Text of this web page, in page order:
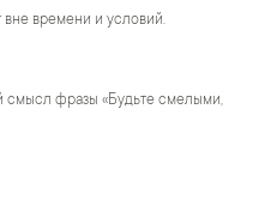
времени и условий.
смысл фразы «Будьте смелыми,